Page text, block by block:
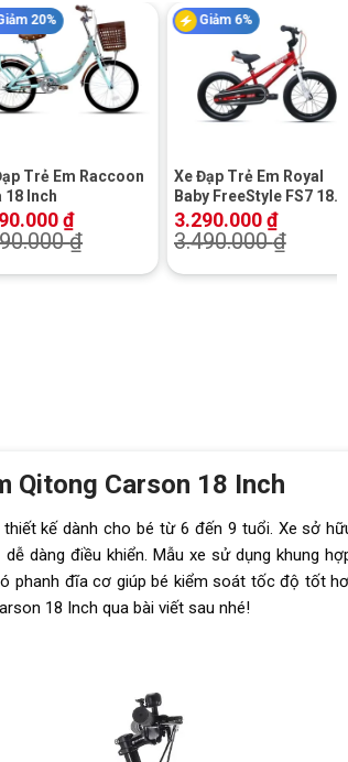
20%
Trẻ Em Raccoon
18 Inch
₫
₫
Giảm 6%
+
Xe Đạp Trẻ Em Royal
Baby FreeStyle FS7 18
Inch
3.290.000₫
3.490.000₫
Qitong Carson 18 Inch
kế dành cho bé từ 6 đến 9 tuổi. Xe sở
dàng điều khiển. Mẫu xe sử dụng khung
phanh đĩa cơ giúp bé kiểm soát tốc độ tốt
18 Inch qua bài viết sau nhé!